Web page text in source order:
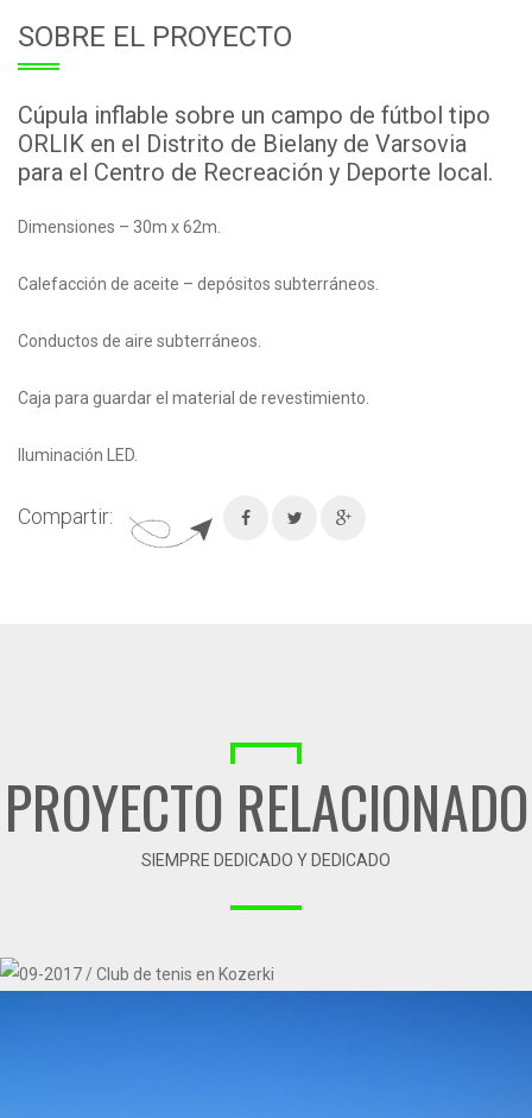
SOBRE EL PROYECTO
Cúpula inflable sobre un campo de fútbol tipo
ORLIK en el Distrito de Bielany de Varsovia
para el Centro de Recreación y Deporte local.
Dimensiones – 30m x 62m.
Calefacción de aceite – depósitos subterráneos.
Conductos de aire subterráneos.
Caja para guardar el material de revestimiento.
Iluminación LED.
Compartir:
PROYECTO RELACIONADO
SIEMPRE DEDICADO Y DEDICADO
09-2017 / CLUB DE TENIS EN KOZERKI